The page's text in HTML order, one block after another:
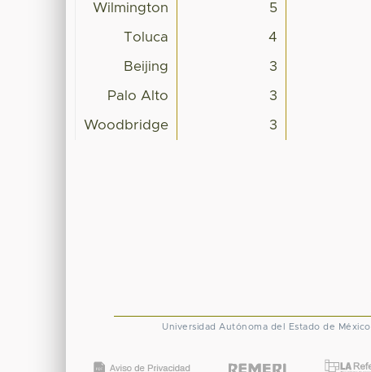
Wilmington 5
Toluca 4
Beijing 3
Palo Alto 3
Woodbridge 3
Universidad Autónoma del Estado de México